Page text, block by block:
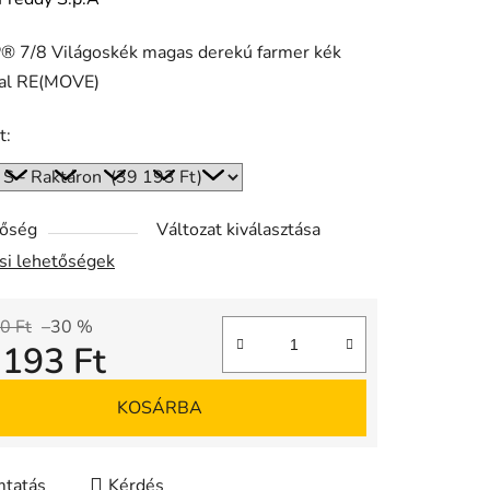
7/8 Világoskék magas derekú farmer kék
RE(MOVE)
Változat kiválasztása
lehetőségek
Ft –30 %
Ft
KOSÁRBA